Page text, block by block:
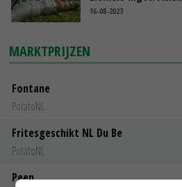
16-08-2023
MARKTPRIJZEN
Fontane
PotatoNL
Fritesgeschikt NL Du Be
PotatoNL
Peen